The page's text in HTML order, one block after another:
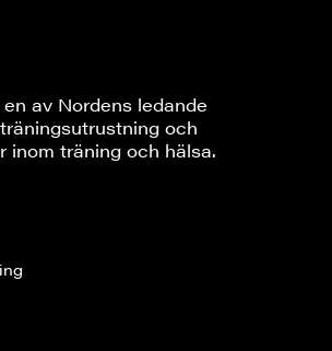
av Nordens ledande
och
inom träning och hälsa.